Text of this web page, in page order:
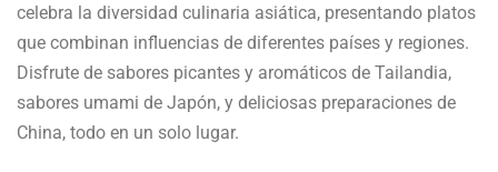
celebra la diversidad culinaria asiática, presentando platos
que combinan influencias de diferentes países y regiones.
Disfrute de sabores picantes y aromáticos de Tailandia,
sabores umami de Japón, y deliciosas preparaciones de
China, todo en un solo lugar.